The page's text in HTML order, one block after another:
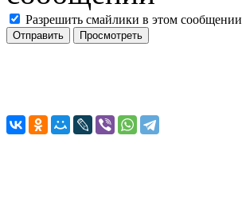
Разрешить смайлики в этом сообщении